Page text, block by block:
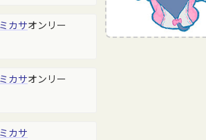
ミカサオンリー
ミカサオンリー
ミカサ